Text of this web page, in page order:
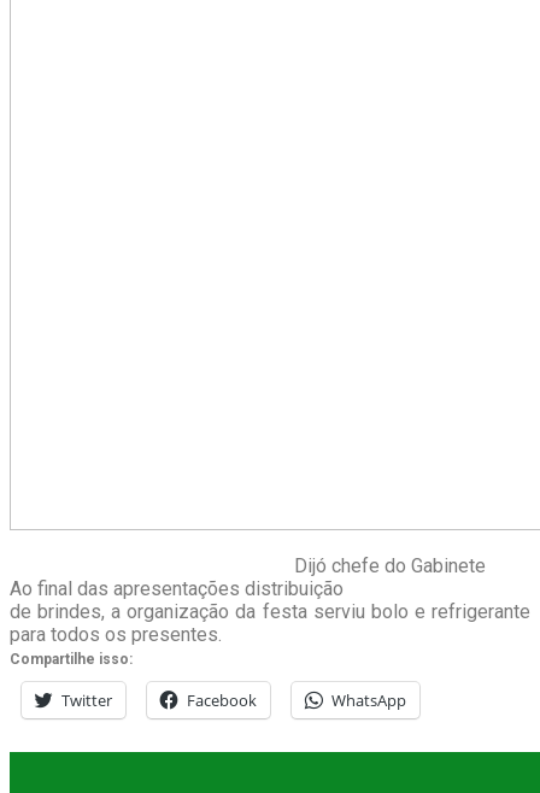
Dijó chefe do Gabinete
Ao final das apresentações distribuição
de brindes, a organização da festa serviu bolo e refrigerante
para todos os presentes.
Compartilhe isso:
Twitter Facebook WhatsApp